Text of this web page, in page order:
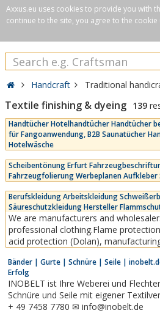
Axxus.eu uses cookies to provide you with
continue to the site, you agree to the cookie
Handcraft Traditional
Textile finishing & dyeing 139
Handtücher Hotelhandtücher Handtücher
für Fangoanwendung, B2B Saunatücher
Hotelwäsche
Scheibentönung Erfurt
Fahrzeugfolierung Werbeplanen
Berufskleidung Arbeitskleidung
Säureschutzkleidung Hersteller
We are manufacturers and
professional clothing.Flame
acid protection (Dolan), manufacturing
shirts, outdoor, faschion, leisure, logos, names,
embroidered, printed, winter clothes, all around
the occupational health and
Bänder | Gurte | Schnüre | Seile |
Erfolg
INOBELT ist Ihre Weberei und Flechterei
Schnüre und Seile mit eigener
+ 49 7458 7780 ✉ info@inobelt.de